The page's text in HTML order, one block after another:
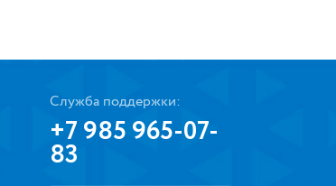
Служба поддержки:
+7 985 965-07-
83